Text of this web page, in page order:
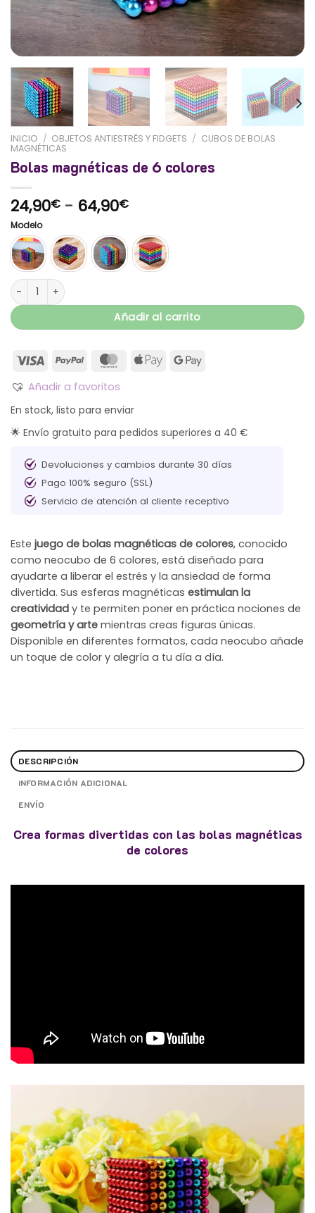
INICIO / OBJETOS ANTIESTRÉS Y FIDGETS / CUBOS DE BOLAS
MAGNÉTICAS
Bolas magnéticas de 6 colores
24,90€ - 64,90€Rango
precios:
desde
24,90€
hasta
Modelo
Bolas magnéticas de 6 colores cantidad
Añadir al carrito
Añadir a favoritos
En stock, listo para enviar
🌟 Envío gratuito para pedidos superiores a 40 €
Devoluciones y cambios durante 30 días
Pago 100% seguro (SSL)
Servicio de atención al cliente receptivo
Este juego de bolas magnéticas de colores, conocido
como neocubo de 6 colores, está diseñado para
ayudarte a liberar el estrés y la ansiedad de forma
divertida. Sus esferas magnéticas estimulan la
creatividad y te permiten poner en práctica nociones de
geometría y arte mientras creas figuras únicas.
Disponible en diferentes formatos, cada neocubo añade
un toque de color y alegría a tu día a día.
DESCRIPCIÓN
INFORMACIÓN ADICIONAL
ENVÍO
Crea formas divertidas con las bolas magnéticas
de colores